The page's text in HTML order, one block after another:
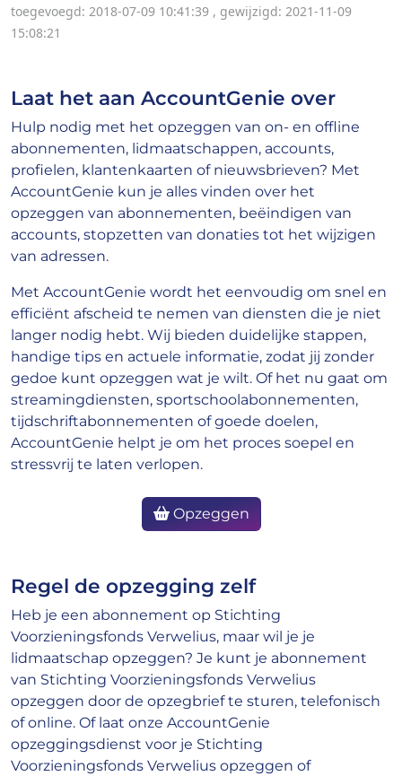
toegevoegd: 2018-07-09 10:41:39 , gewijzigd: 2021-11-09
15:08:21
Laat het aan AccountGenie over
Hulp nodig met het opzeggen van on- en offline
abonnementen, lidmaatschappen, accounts,
profielen, klantenkaarten of nieuwsbrieven? Met
AccountGenie kun je alles vinden over het
opzeggen van abonnementen, beëindigen van
accounts, stopzetten van donaties tot het wijzigen
van adressen.
Met AccountGenie wordt het eenvoudig om snel en
efficiënt afscheid te nemen van diensten die je niet
langer nodig hebt. Wij bieden duidelijke stappen,
handige tips en actuele informatie, zodat jij zonder
gedoe kunt opzeggen wat je wilt. Of het nu gaat om
streamingdiensten, sportschoolabonnementen,
tijdschriftabonnementen of goede doelen,
AccountGenie helpt je om het proces soepel en
stressvrij te laten verlopen.
Opzeggen
Regel de opzegging zelf
Heb je een abonnement op Stichting
Voorzieningsfonds Verwelius, maar wil je je
lidmaatschap opzeggen? Je kunt je abonnement
van Stichting Voorzieningsfonds Verwelius
opzeggen door de opzegbrief te sturen, telefonisch
of online. Of laat onze AccountGenie
opzeggingsdienst voor je Stichting
Voorzieningsfonds Verwelius opzeggen of